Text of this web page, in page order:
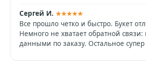
Сергей И. ★★★★★
Все прошло четко и быстро. Букет
Немного не хватает обратной
данными по заказу. Остальное супер